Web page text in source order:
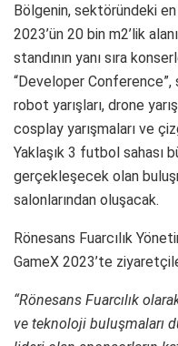
Bölgenin, sektöründeki
2023’ün 20 bin m2’lik
standının yanı sıra
“Developer Conference”,
robot yarışları, drone
cosplay yarışmaları ve
Yaklaşık 3 futbol sahası
gerçekleşecek olan
salonlarından oluşacak.
Rönesans Fuarcılık
GameX 2023’te
“Rönesans Fuarcılık
ve teknoloji buluşmaları